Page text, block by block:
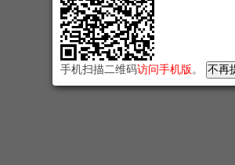
手机扫描二维码访问手机版。